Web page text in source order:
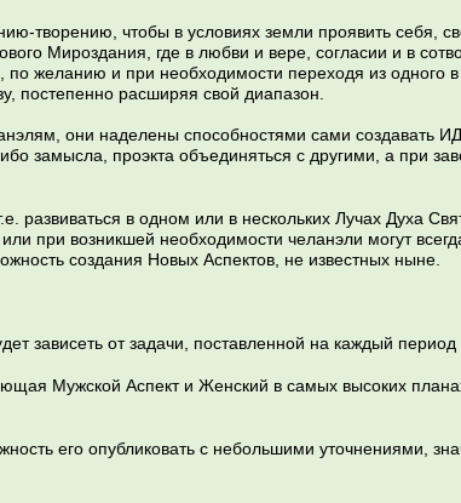
творению, чтобы в условиях земли проявить себя,
Мироздания, где в любви и вере, согласии и в
желанию и при необходимости переходя из одного
постепенно расширяя свой диапазон.
они наделены способностями сами создавать
проэкта объединяться с другими, а при
развиваться в одном или в нескольких Лучах Духа
при возникшей необходимости челанэли могут
создания Новых Аспектов, не известных ныне.
зависеть от задачи, поставленной на каждый период
Мужской Аспект и Женский в самых высоких
его опубликовать с небольшими уточнениями,